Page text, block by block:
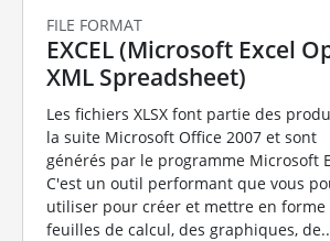
FILE FORMAT
EXCEL (Microsoft Excel
XML Spreadsheet)
Les fichiers XLSX font partie des
la suite Microsoft Office 2007 et sont
générés par le programme Microsoft
C'est un outil performant que vous
utiliser pour créer et mettre en forme
feuilles de calcul, des graphiques,